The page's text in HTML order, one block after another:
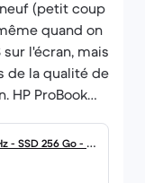
(petit coup
quand on
l'écran, mais
de la qualité de
HP ProBook
5/5!
- SSD 256 Go - 8